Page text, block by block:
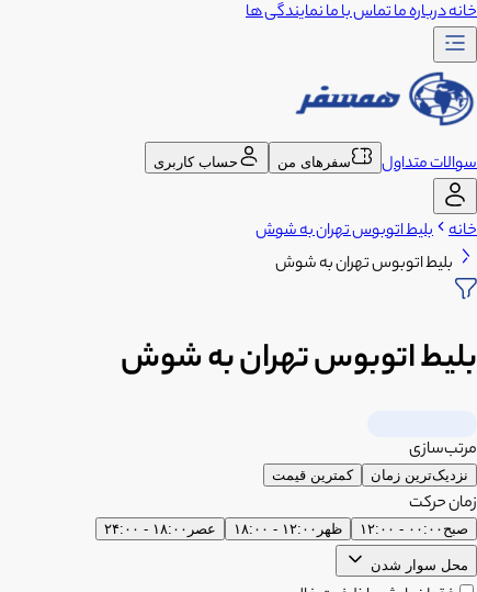
خانهدرباره ماتماس با مانمایندگی ها
سوالات متداول سفرهای من حساب کاربری
خانه بلیط اتوبوس تهران به شوش
بلیط اتوبوس تهران به شوش
بلیط اتوبوس تهران به شوش
مرتب‌سازی
نزدیک‌ترین زمان کمترین قیمت
زمان حرکت
صبح ۰۰:۰۰ - ۱۲:۰۰ ظهر ۱۲:۰۰ - ۱۸:۰۰ عصر ۱۸:۰۰ - ۲۴:۰۰
محل سوار شدن